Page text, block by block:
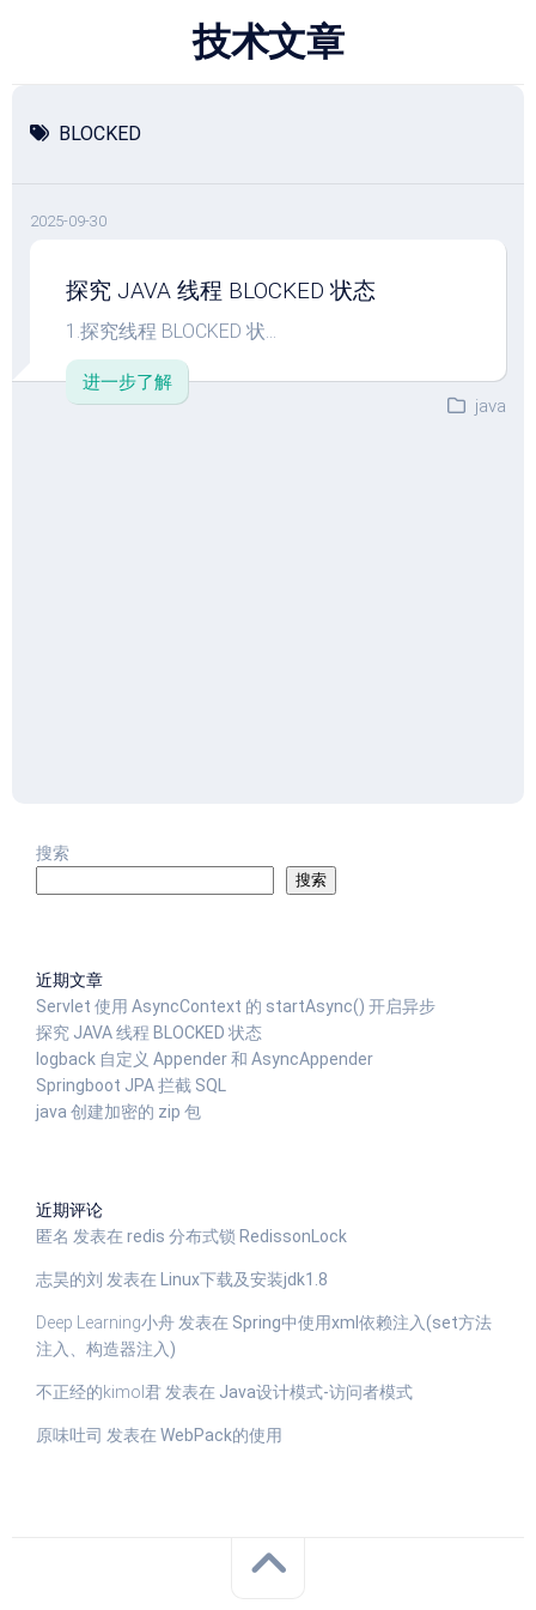
技术文章
BLOCKED
2025-09-30
探究 JAVA 线程 BLOCKED 状态
1.探究线程 BLOCKED 状...
进一步了解
java
搜索
搜索
近期文章
Servlet 使用 AsyncContext 的 startAsync() 开启异步
探究 JAVA 线程 BLOCKED 状态
logback 自定义 Appender 和 AsyncAppender
Springboot JPA 拦截 SQL
java 创建加密的 zip 包
近期评论
匿名 发表在 redis 分布式锁 RedissonLock
志昊的刘 发表在 Linux下载及安装jdk1.8
Deep Learning小舟 发表在 Spring中使用xml依赖注入(set方法
注入、构造器注入)
不正经的kimol君 发表在 Java设计模式-访问者模式
原味吐司 发表在 WebPack的使用